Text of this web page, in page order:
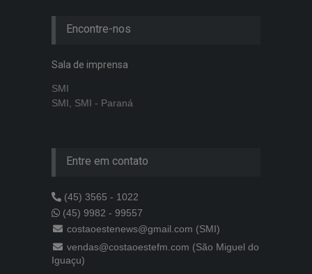
Encontre-nos
Sala de imprensa
SMI
SMI, SMI - Paraná
Entre em contato
(45) 3565 - 1022
(45) 9982 - 99557
costaoestenews@gmail.com (SMI)
vendas@costaoestefm.com (São Miguel do
Iguaçu)